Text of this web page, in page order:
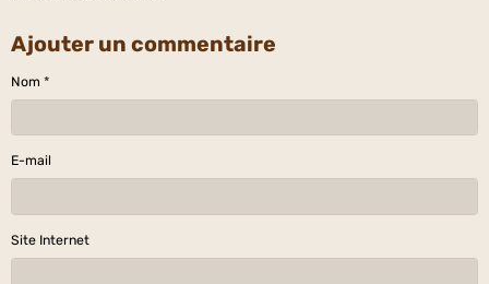
Ajouter un commentaire
Nom
E-mail
Site Internet